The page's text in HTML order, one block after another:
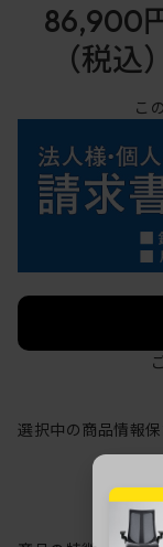
86,900
（税込
こ
選択中の商品情報